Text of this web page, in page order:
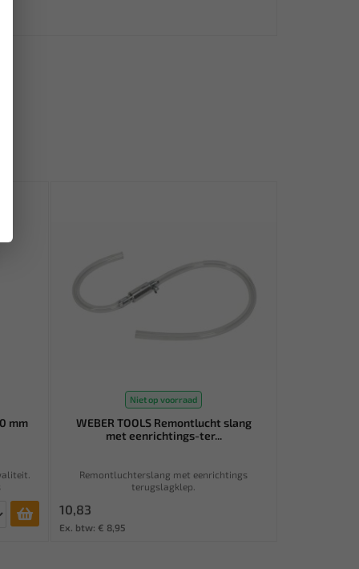
mm
Niet op voorraad
WEBER TOOLS Remontlucht slang
met eenrichtings-ter...
Remontluchterslang met eenrichtings
terugslagklep.
10,83
Ex. btw: € 8,95